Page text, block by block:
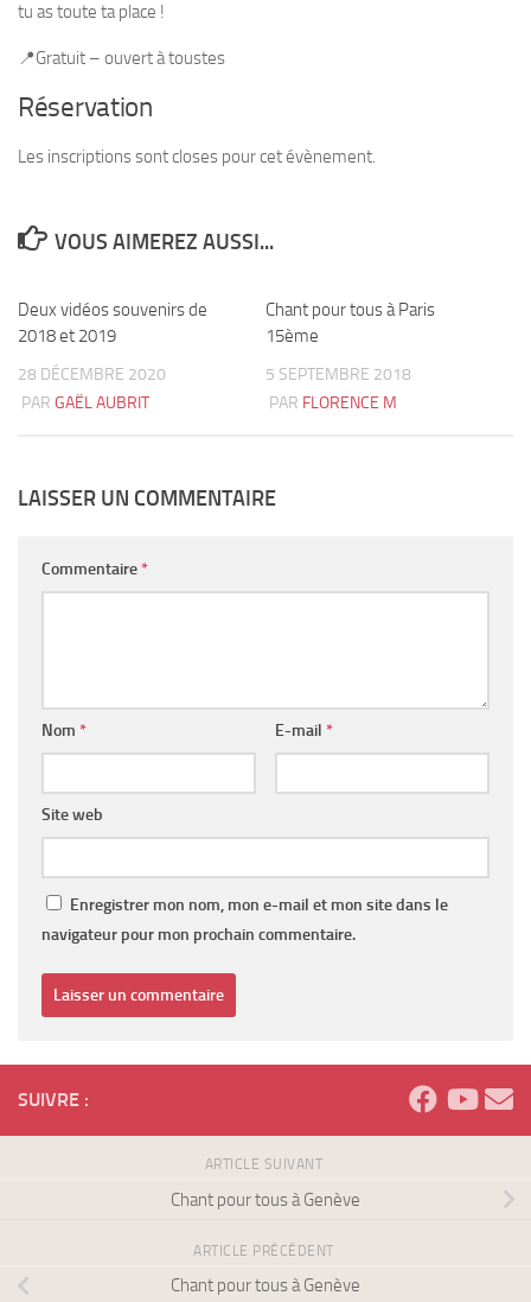
tu as toute ta place !
📍Gratuit – ouvert à toustes
Réservation
Les inscriptions sont closes pour cet évènement.
VOUS AIMEREZ AUSSI...
Deux vidéos souvenirs de
2018 et 2019
28 DÉCEMBRE 2020
PAR GAËL AUBRIT
Chant pour tous à Paris
15ème
5 SEPTEMBRE 2018
PAR FLORENCE M
LAISSER UN COMMENTAIRE
Commentaire *
Nom * E-mail *
Site web
Enregistrer mon nom, mon e-mail et mon site dans le
navigateur pour mon prochain commentaire.
SUIVRE :
ARTICLE SUIVANT
Chant pour tous à Genève
ARTICLE PRÉCÉDENT
Chant pour tous à Genève